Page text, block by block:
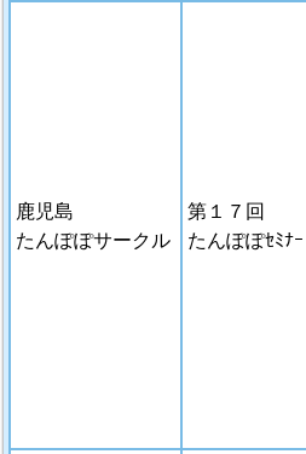
鹿児島
たんぽぽサークル
第１７回
たんぽぽｾﾐﾅｰ